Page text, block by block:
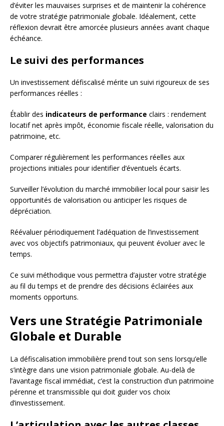
d’éviter les mauvaises surprises et de maintenir la cohérence
de votre stratégie patrimoniale globale. Idéalement, cette
réflexion devrait être amorcée plusieurs années avant chaque
échéance.
Le suivi des performances
Un investissement défiscalisé mérite un suivi rigoureux de ses
performances réelles :
Établir des indicateurs de performance clairs : rendement
locatif net après impôt, économie fiscale réelle, valorisation du
patrimoine, etc.
Comparer régulièrement les performances réelles aux
projections initiales pour identifier d’éventuels écarts.
Surveiller l’évolution du marché immobilier local pour saisir les
opportunités de valorisation ou anticiper les risques de
dépréciation.
Réévaluer périodiquement l’adéquation de l’investissement
avec vos objectifs patrimoniaux, qui peuvent évoluer avec le
temps.
Ce suivi méthodique vous permettra d’ajuster votre stratégie
au fil du temps et de prendre des décisions éclairées aux
moments opportuns.
Vers une Stratégie Patrimoniale
Globale et Durable
La défiscalisation immobilière prend tout son sens lorsqu’elle
s’intègre dans une vision patrimoniale globale. Au-delà de
l’avantage fiscal immédiat, c’est la construction d’un patrimoine
pérenne et transmissible qui doit guider vos choix
d’investissement.